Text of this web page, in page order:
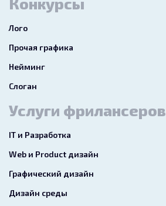
Лого
Прочая графика
Нейминг
Слоган
Услуги фрилансеров
IT и Разработка
Web и Product дизайн
Графический дизайн
Дизайн среды